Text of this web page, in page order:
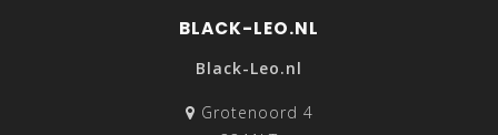
BLACK-LEO.NL
Black-Leo.nl
Grotenoord 4